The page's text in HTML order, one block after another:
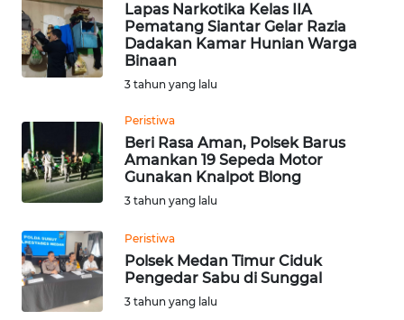
Lapas Narkotika Kelas IIA
Pematang Siantar Gelar Razia
Dadakan Kamar Hunian Warga
Binaan
3 tahun yang lalu
Peristiwa
Beri Rasa Aman, Polsek Barus
Amankan 19 Sepeda Motor
Gunakan Knalpot Blong
3 tahun yang lalu
Peristiwa
Polsek Medan Timur Ciduk
Pengedar Sabu di Sunggal
3 tahun yang lalu
UTARA
WN
SAMOSIR
WN
PADANG
LAWAS
SUMEDANG
WN